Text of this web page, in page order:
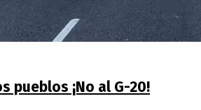
pueblos ¡No al G-20!